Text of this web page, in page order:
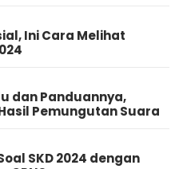
Ini Cara Melihat
dan Panduannya,
Pemungutan Suara
SKD 2024 dengan